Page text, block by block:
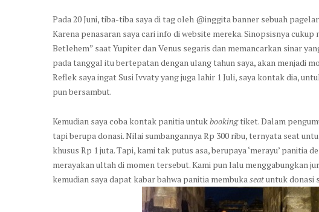
Pada 20 Juni, tiba-tiba saya di tag oleh @inggita banner sebuah
Karena penasaran saya cari info di website mereka. Sinopsisnya
Betlehem” saat Yupiter dan Venus segaris dan memancarkan sinar
pada tanggal itu bertepatan dengan ulang tahun saya, akan menjadi
Reflek saya ingat Susi Ivvaty yang juga lahir 1 Juli, saya kontak dia,
pun bersambut.
Kemudian saya coba kontak panitia untukbookingtiket. Dalam
tapi berupa donasi. Nilai sumbangannya Rp 300 ribu, ternyata seat
khusus Rp 1 juta. Tapi, kami tak putus asa, berupaya ‘merayu’ panitia
merayakan ultah di momen tersebut. Kami pun lalu menggabungkan
kemudian saya dapat kabar bahwa panitia membukaseatuntuk donasi